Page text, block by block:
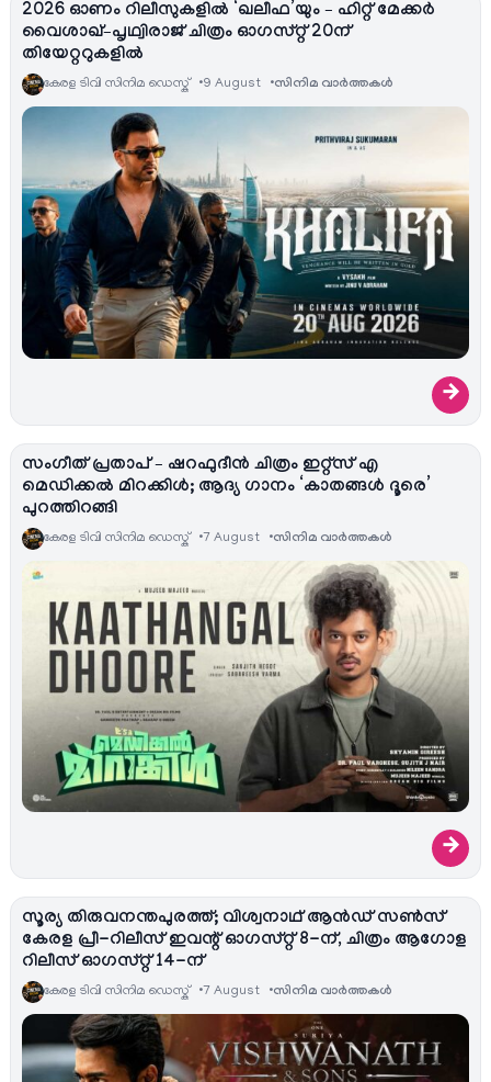
2026 ഓണം റിലീസുകളിൽ ‘ഖലീഫ’യും – ഹിറ്റ് മേക്കർ
വൈശാഖ്–പൃഥ്വിരാജ് ചിത്രം ഓഗസ്റ്റ് 20ന്
തിയേറ്ററുകളിൽ
കേരള ടിവി സിനിമ ഡെസ്ക് 9 August സിനിമ വാര്‍ത്തകള്‍
→
സംഗീത് പ്രതാപ് – ഷറഫുദീൻ ചിത്രം ഇറ്റ്സ് എ
മെഡിക്കൽ മിറക്കിൾ; ആദ്യ ഗാനം ‘കാതങ്ങൾ ദൂരെ’
പുറത്തിറങ്ങി
കേരള ടിവി സിനിമ ഡെസ്ക് 7 August സിനിമ വാര്‍ത്തകള്‍
→
സൂര്യ തിരുവനന്തപുരത്ത്; വിശ്വനാഥ് ആൻഡ് സൺസ്
കേരള പ്രീ-റിലീസ് ഇവന്റ് ഓഗസ്റ്റ് 8-ന്, ചിത്രം ആഗോള
റിലീസ് ഓഗസ്റ്റ് 14-ന്
കേരള ടിവി സിനിമ ഡെസ്ക് 7 August സിനിമ വാര്‍ത്തകള്‍